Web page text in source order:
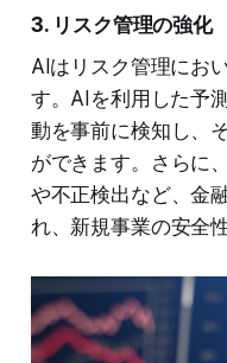
3. リスク管理の強化
AIはリスク管理にお
す。AIを利用した予
動を事前に検知し、
ができます。さらに
や不正検出など、金
れ、新規事業の安全